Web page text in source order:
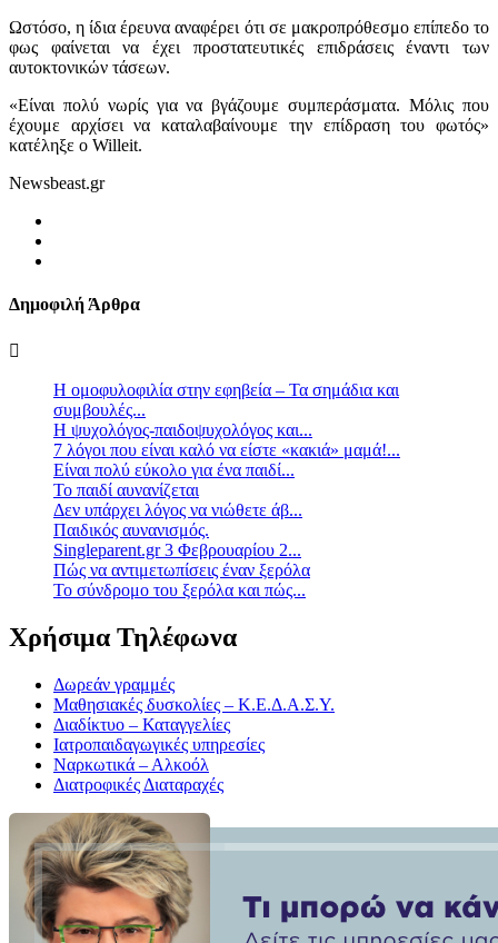
Ωστόσο, η ίδια έρευνα αναφέρει ότι σε μακροπρόθεσμο επίπεδο το
φως φαίνεται να έχει προστατευτικές επιδράσεις έναντι των
αυτοκτονικών τάσεων.
«Είναι πολύ νωρίς για να βγάζουμε συμπεράσματα. Μόλις που
έχουμε αρχίσει να καταλαβαίνουμε την επίδραση του φωτός»
κατέληξε ο Willeit.
Newsbeast.gr
Δημοφιλή Άρθρα
Η ομοφυλοφιλία στην εφηβεία – Τα σημάδια και
συμβουλές...
Η ψυχολόγος-παιδοψυχολόγος και...
7 λόγοι που είναι καλό να είστε «κακιά» μαμά!...
Είναι πολύ εύκολο για ένα παιδί...
Το παιδί αυνανίζεται
Δεν υπάρχει λόγος να νιώθετε άβ...
Παιδικός αυνανισμός.
Singleparent.gr 3 Φεβρουαρίου 2...
Πώς να αντιμετωπίσεις έναν ξερόλα
Το σύνδρομο του ξερόλα και πώς...
Χρήσιμα Τηλέφωνα
Δωρεάν γραμμές
Μαθησιακές δυσκολίες – Κ.Ε.Δ.Α.Σ.Υ.
Διαδίκτυο – Καταγγελίες
Ιατροπαιδαγωγικές υπηρεσίες
Ναρκωτικά – Αλκοόλ
Διατροφικές Διαταραχές